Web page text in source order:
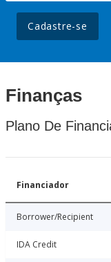
Cadastre-se
Finanças
Plano De
Financiador
Borrower/Recipient
IDA Credit